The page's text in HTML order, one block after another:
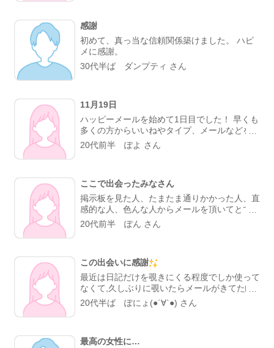
し、 急にLINEやメールを教えることもできな
いんですけど、それを理解して毎日楽しくメー
ルしてくれる方々に感謝です(>_<)！！ 年齢な
んか全然気にしないので これからもたくさん
の方と お話したいです(((o(*゜▽゜*)o)))
感謝
初めて、真っ当な信頼関係築けました。 ハピ
メに感謝。
30代半ば ダンプティ さん
11月19日
ハッピーメールを始めて1日目でした！ 早くも
多くの方からいいねやタイプ、メールなどをい
ただき感謝の気持ちでいっぱいですっ🙈💓 あ
りがとうございますっ 中には可愛いと言って
ったりは出来ないですが、たくさんメールして
多くの人と仲良くなりたいと思っています！
歳など気にされる方が何名かいらっしゃいまし
たが、わたしはメル友を探しているので歳など
は一切気にしませんっ これからもよろしくお
20代前半 ぽよ さん
ここで出会ったみなさん
掲示板を見た人、たまたま通りかかった人、直
感的な人、色んな人からメールを頂いてとても
嬉しいです。知らないからこそ広がる話もあっ
て、ハッピーメールでの出会いが私にとっても
とうございます✨�
20代前半 ぽん さん
この出会いに感謝
最近は日記だけを覗きにくる程度でしか使って
なくて,久しぶりに覗いたらメールがきてた
なんとなく返したメールに返事がきて、それか
ら何回もメールして仲良くなって食事に行くよ
∀・))
だから、気づいたら好きになってた
20代半ば ぽにょ(●´∀`●) さん
最高の女性に…